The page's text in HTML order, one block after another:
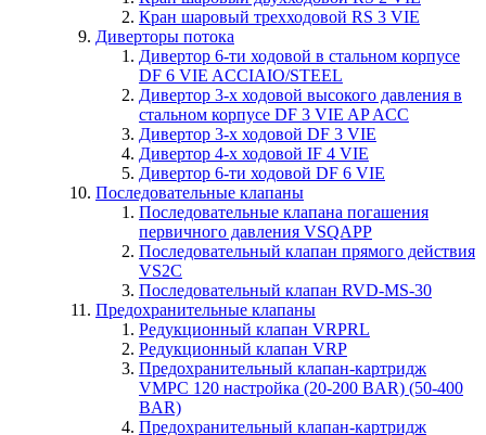
Кран шаровый трехходовой RS 3 VIE
Диверторы потока
Дивертор 6-ти ходовой в стальном корпусе
DF 6 VIE ACCIAIO/STEEL
Дивертор 3-х ходовой высокого давления в
стальном корпусе DF 3 VIE AP ACC
Дивертор 3-х ходовой DF 3 VIE
Дивертор 4-х ходовой IF 4 VIE
Дивертор 6-ти ходовой DF 6 VIE
Последовательные клапаны
Последовательные клапана погашения
первичного давления VSQAPP
Последовательный клапан прямого действия
VS2C
Последовательный клапан RVD-MS-30
Предохранительные клапаны
Редукционный клапан VRPRL
Редукционный клапан VRP
Предохранительный клапан-картридж
VMPC 120 настройка (20-200 BAR) (50-400
BAR)
Предохранительный клапан-картридж